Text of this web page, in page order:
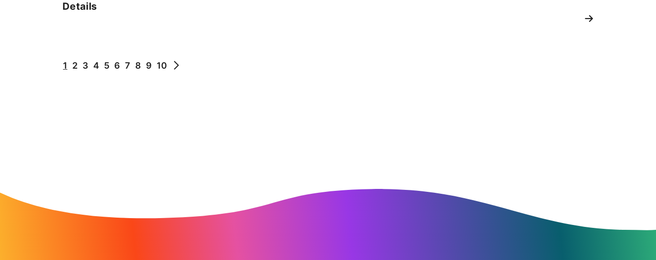
Details
1 2 3 4 5 6 7 8 9 10